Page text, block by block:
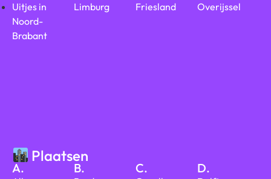
Uitjes in
Noord-
Brabant
Limburg
Friesland
Overijssel
Plaatsen
A. B. C. D.